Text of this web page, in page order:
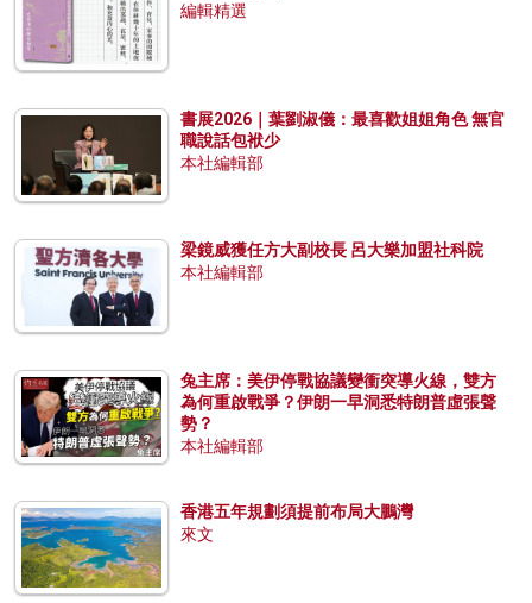
編輯精選
書展2026｜葉劉淑儀：最喜歡姐姐角色 無官
職說話包袱少
本社編輯部
梁鏡威獲任方大副校長 呂大樂加盟社科院
本社編輯部
兔主席：美伊停戰協議變衝突導火線，雙方
為何重啟戰爭？伊朗一早洞悉特朗普虛張聲
勢？
本社編輯部
香港五年規劃須提前布局大鵬灣
來文